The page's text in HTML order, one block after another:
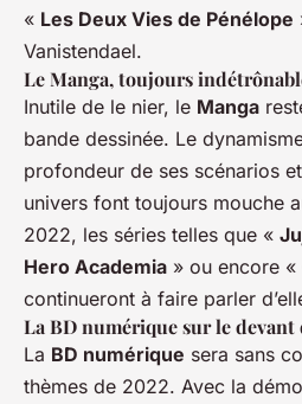
« Les Deux Vies de Pénélope
Vanistendael.
Le Manga, toujours
Inutile de le nier, le Manga
bande dessinée. Le
profondeur de ses scénarios
univers font toujours mouche
2022, les séries telles que «
Hero Academia » ou encore «
continueront à faire parler
La BD numérique sur le devant
La BD numérique sera sans
thèmes de 2022. Avec la